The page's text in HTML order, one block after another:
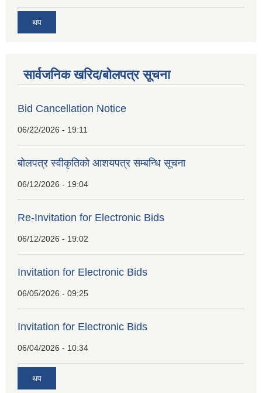
थप
सार्वजनिक खरिद/बोलपत्र सूचना
Bid Cancellation Notice
06/22/2026 - 19:11
बोलपत्र स्वीकृतिको आशयपत्र सम्बन्धि सूचना
06/12/2026 - 19:04
Re-Invitation for Electronic Bids
06/12/2026 - 19:02
Invitation for Electronic Bids
06/05/2026 - 09:25
Invitation for Electronic Bids
06/04/2026 - 10:34
थप